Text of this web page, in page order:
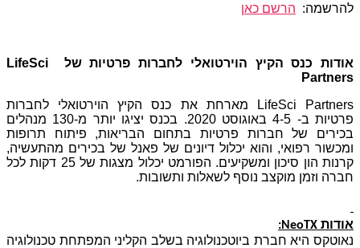
להרשמה: הרשם כאן
אודות כנס הקיץ הוירטואלי לחברות פרטיות של LifeSci
Partners
LifeSci Partners
מארחת את כנס הקיץ הוירטואלי לחברות
פרטיות ב- 4-5
באוגוסט 2020. בכנס יציגו יותר מ-130 מנהלים
בכירים של חברות פרטיות בתחום הבריאות, פיתוח תרופות
ומכשור רפואי, והוא יכלול דיונים של פאנל של בכירים מהתעשיה,
קרנות הון סיכון ומשקיעים. הפורמט יכלול מצגות של 25 דקות לכל
חברה וזמן מוקצב נוסף לשאלות ותשובות.
אודות NeoTX
:
נאוטקס היא חברת ביוטכנולוגיה בשלב הקליני המפתחת טכנולוגיה